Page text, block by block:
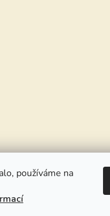
používáme na